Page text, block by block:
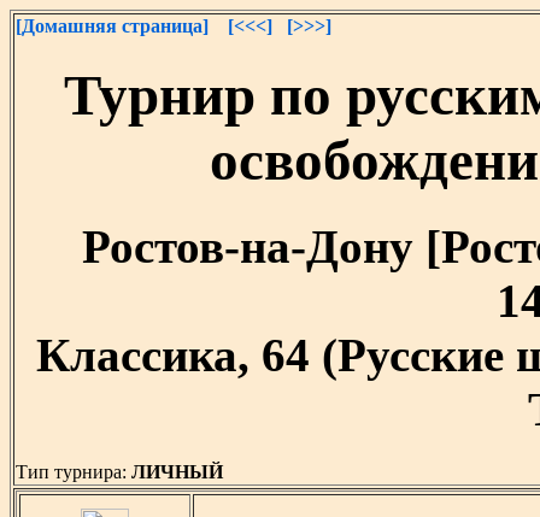
[Домашняя страница] [<<<] [>>>]
Турнир по
Ростов-на-Дону
Классика, 64
Тип турнира: ЛИЧНЫЙ